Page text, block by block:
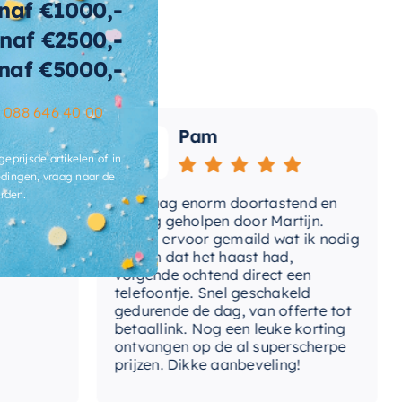
160 KG
afvoerplug Ja
2 jaar
sifon Nee, los bij te bestellen
Ja
3-4 weken
Pam
Vandaag enorm doortastend en
prettig geholpen door Martijn.
Avond ervoor gemaild wat ik nodig
had en dat het haast had,
volgende ochtend direct een
telefoontje. Snel geschakeld
gedurende de dag, van offerte tot
betaallink. Nog een leuke korting
ontvangen op de al superscherpe
prijzen. Dikke aanbeveling!
€1000,-
€2500,-
€5000,-
088 646 40 00
artikelen of in
vraag naar de